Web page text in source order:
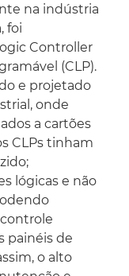
na indústria
foi
Controller
(CLP).
e projetado
onde
a cartões
CLPs tinham
lógicas e não
painéis de
o alto